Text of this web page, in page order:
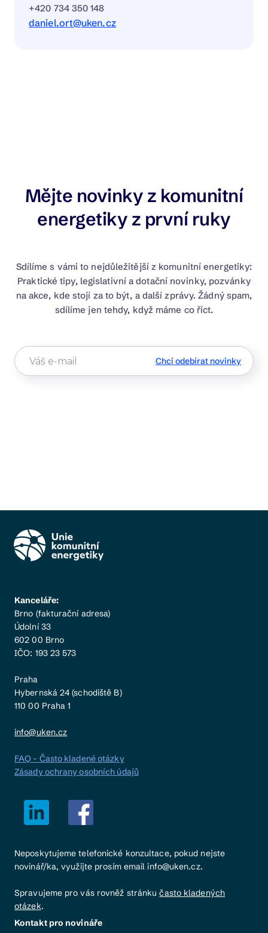
+420 734 350 148
daniel.ort@uken.cz
Mějte novinky z komunitní
energetiky z první ruky
Sdílíme s vámi to nejdůležitější z komunitní energetiky:
Praktické tipy, legislativní a dotační novinky, pozvánky
na akce, kde stojí za to být, a další zprávy. Žádný spam,
sdílíme jen tehdy, když máme co říct.
Kanceláře:
Brno (fakturační adresa)
Údolní 33
602 00 Brno
IČO: 193 23 573
Praha
Hybernská 24 (schodiště B)
110 00 Praha 1
info@uken.cz
FAQ - Často kladené otázky
Zásady ochrany osobních údajů
Neposkytujeme telefonické konzultace, pokud nejste
novinář/ka, využijte prosím email info@uken.cz.
Spravujeme pro vás rovněž stránkučasto kladených
otázek.
Kontakt pro novináře